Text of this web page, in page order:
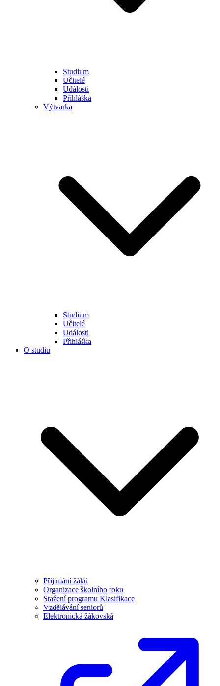
Studium
Učitelé
Události
Přihláška
Výtvarka
Studium
Učitelé
Události
Přihláška
O studiu
Přijímání žáků
Organizace školního roku
Stažení programu Klasifikace
Vzdělávání seniorů
Elektronická žákovská